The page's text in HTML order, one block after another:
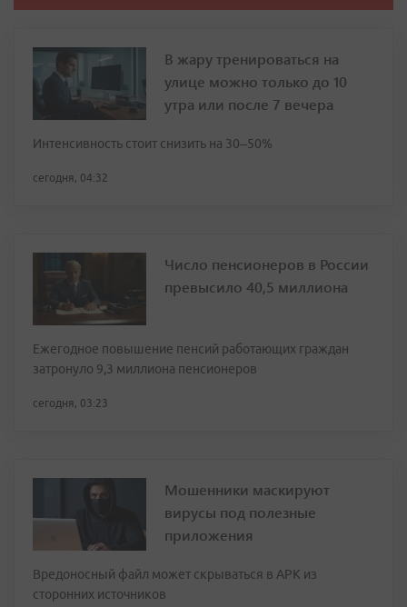
В жару тренироваться на
улице можно только до 10
утра или после 7 вечера
Интенсивность стоит снизить на 30–50%
сегодня, 04:32
Число пенсионеров в России
превысило 40,5 миллиона
Ежегодное повышение пенсий работающих граждан
затронуло 9,3 миллиона пенсионеров
сегодня, 03:23
Мошенники маскируют
вирусы под полезные
приложения
Вредоносный файл может скрываться в APK из
сторонних источников